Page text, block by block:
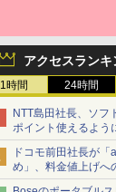
アクセスランキ
1時間 24時間
NTT島田社長、ソフ
ポイント使えるよう
ドコモ前田社長が
め」、料金値上げへ